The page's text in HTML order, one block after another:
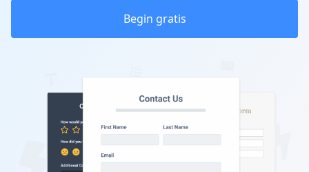
Begin gratis